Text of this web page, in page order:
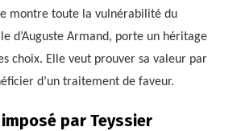
montre toute la vulnérabilité du
d’Auguste Armand, porte un héritage
choix. Elle veut prouver sa valeur par
d’un traitement de faveur.
par Teyssier